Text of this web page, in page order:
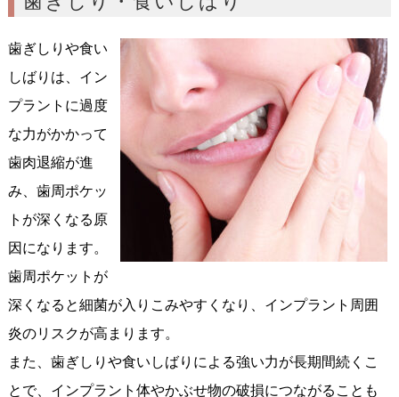
歯ぎしりや食い
しばりは、イン
プラントに過度
な力がかかって
歯肉退縮が進
み、歯周ポケッ
トが深くなる原
因になります。
歯周ポケットが
深くなると細菌が入りこみやすくなり、インプラント周囲
炎のリスクが高まります。
また、歯ぎしりや食いしばりによる強い力が長期間続くこ
とで、インプラント体やかぶせ物の破損につながることも